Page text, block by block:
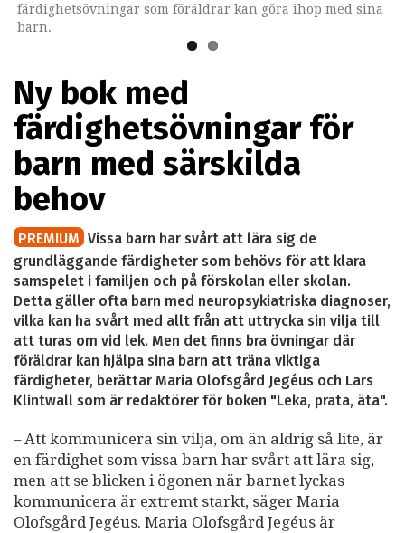
färdighetsövningar som föräldrar kan göra ihop med sina
barn.
Ny bok med
färdighetsövningar för
barn med särskilda
behov
PREMIUM Vissa barn har svårt att lära sig de
grundläggande färdigheter som behövs för att klara
samspelet i familjen och på förskolan eller skolan.
Detta gäller ofta barn med neuropsykiatriska diagnoser,
vilka kan ha svårt med allt från att uttrycka sin vilja till
att turas om vid lek. Men det finns bra övningar där
föräldrar kan hjälpa sina barn att träna viktiga
färdigheter, berättar Maria Olofsgård Jegéus och Lars
Klintwall som är redaktörer för boken "Leka, prata, äta".
– Att kommunicera sin vilja, om än aldrig så lite, är
en färdighet som vissa barn har svårt att lära sig,
men att se blicken i ögonen när barnet lyckas
kommunicera är extremt starkt, säger Maria
Olofsgård Jegéus. Maria Olofsgård Jegéus är